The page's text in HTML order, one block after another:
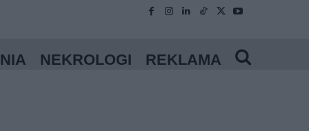
NEKROLOGI REKLAMA